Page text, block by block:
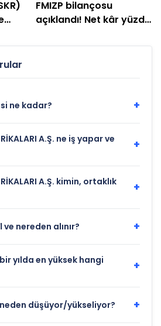
FMIZP bilançosu
açıklandı! Net kâr yüzde
ne kadar? +
A.Ş. ne iş yapar ve
+
A.Ş. kimin, ortaklık
+
ve nereden alınır? +
yılda en yüksek hangi
+
neden düşüyor/yükseliyor? +